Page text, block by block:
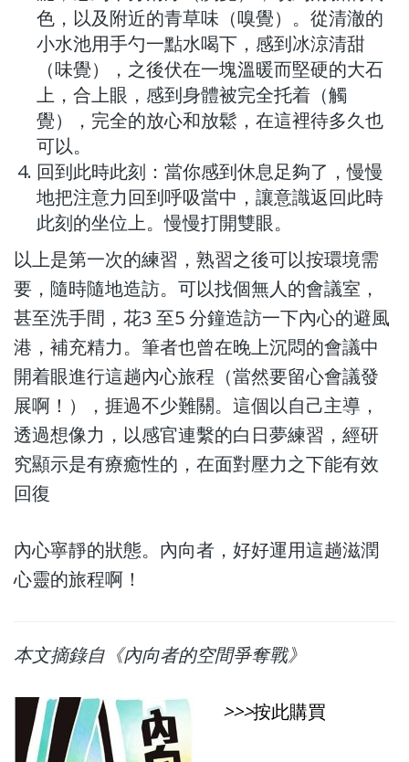
色，以及附近的青草味（嗅覺）。從清澈的
小水池用手勺一點水喝下，感到冰涼清甜
（味覺），之後伏在一塊溫暖而堅硬的大石
上，合上眼，感到身體被完全托着（觸
覺），完全的放心和放鬆，在這裡待多久也
可以。
回到此時此刻：當你感到休息足夠了，慢慢
地把注意力回到呼吸當中，讓意識返回此時
此刻的坐位上。慢慢打開雙眼。
以上是第一次的練習，熟習之後可以按環境需
要，隨時隨地造訪。可以找個無人的會議室，
甚至洗手間，花3 至5 分鐘造訪一下內心的避風
港，補充精力。筆者也曾在晚上沉悶的會議中
開着眼進行這趟內心旅程（當然要留心會議發
展啊！），捱過不少難關。這個以自己主導，
透過想像力，以感官連繫的白日夢練習，經研
究顯示是有療癒性的，在面對壓力之下能有效
回復
內心寧靜的狀態。內向者，好好運用這趟滋潤
心靈的旅程啊！
本文摘錄自《內向者的空間爭奪戰》
>>>按此購買